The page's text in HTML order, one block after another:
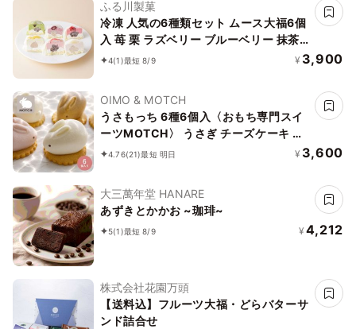
ふる川製菓
冷凍 人気の6種類セット ムース大福6個
入 苺 栗 ラズベリー ブルーベリー 抹茶
桃 クリーム大福 フルーツ大福
4(1)最短 8/9 ¥ 3,900
OIMO & MOTCH
うさもっち 6種6個入〈おもち専門スイ
ーツMOTCH〉 うさぎ チーズケーキ 和
洋菓子 個包装 もちもち チーズムース お
4.76(21)最短 明日 ¥ 3,600
大三萬年堂 HANARE
あずきとかかお ~珈琲~
5(1)最短 8/9 ¥ 4,212
株式会社花園万頭
【送料込】フルーツ大福・どらバターサ
ンド詰合せ